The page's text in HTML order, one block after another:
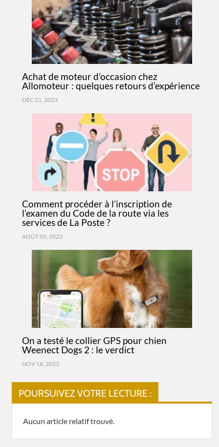
Achat de moteur d’occasion chez
Allomoteur : quelques retours d’expérience
DÉC 21, 2023
Comment procéder à l’inscription de
l’examen du Code de la route via les
services de La Poste ?
AOÛT 03, 2023
On a testé le collier GPS pour chien
Weenect Dogs 2 : le verdict
NOV 18, 2022
POURSUIVEZ VOTRE LECTURE :
Aucun article relatif trouvé.